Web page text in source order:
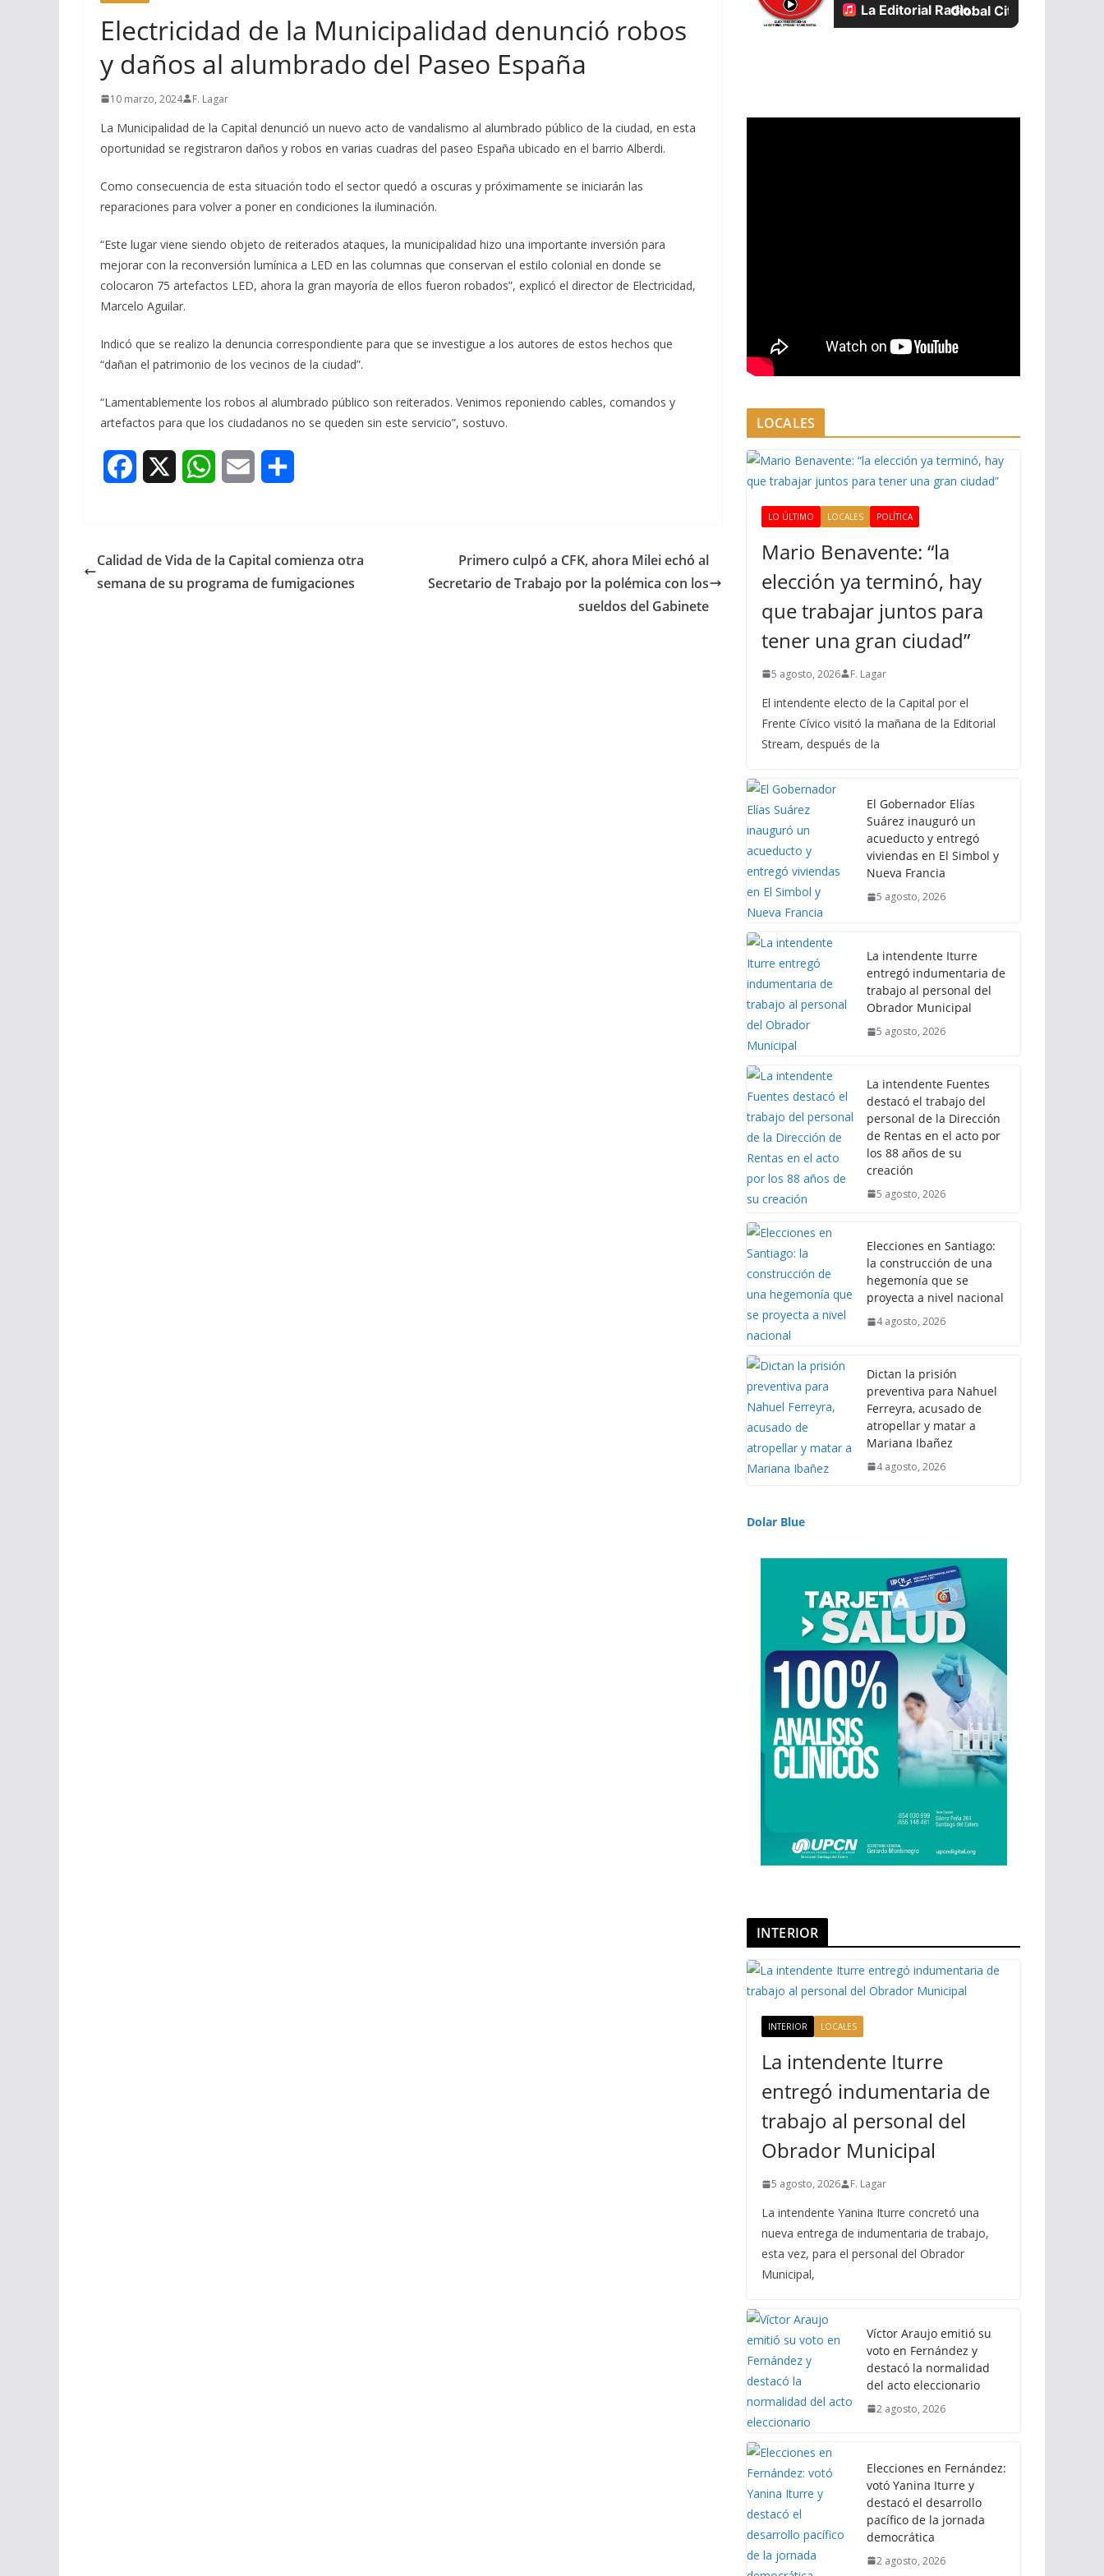
Electricidad de la Municipalidad denunció robos
y daños al alumbrado del Paseo España
10 marzo, 2024 F. Lagar
La Municipalidad de la Capital denunció un nuevo acto de vandalismo al alumbrado público de la ciudad, en esta
oportunidad se registraron daños y robos en varias cuadras del paseo España ubicado en el barrio Alberdi.
Como consecuencia de esta situación todo el sector quedó a oscuras y próximamente se iniciarán las
reparaciones para volver a poner en condiciones la iluminación.
“Este lugar viene siendo objeto de reiterados ataques, la municipalidad hizo una importante inversión para
mejorar con la reconversión lumínica a LED en las columnas que conservan el estilo colonial en donde se
colocaron 75 artefactos LED, ahora la gran mayoría de ellos fueron robados”, explicó el director de Electricidad,
Marcelo Aguilar.
Indicó que se realizo la denuncia correspondiente para que se investigue a los autores de estos hechos que
“dañan el patrimonio de los vecinos de la ciudad”.
“Lamentablemente los robos al alumbrado público son reiterados. Venimos reponiendo cables, comandos y
artefactos para que los ciudadanos no se queden sin este servicio”, sostuvo.
e
W
t
i
r
Calidad de Vida de la Capital comienza otra
semana de su programa de fumigaciones
Primero culpó a CFK, ahora Milei echó al
Secretario de Trabajo por la polémica con los
sueldos del Gabinete
LOCALES
LO ÚLTIMO LOCALES POLÍTICA
Mario Benavente: “la
elección ya terminó, hay
que trabajar juntos para
tener una gran ciudad”
5 agosto, 2026 F. Lagar
El intendente electo de la Capital por el
Frente Cívico visitó la mañana de la Editorial
Stream, después de la
El Gobernador Elías
Suárez inauguró un
acueducto y entregó
viviendas en El Simbol y
Nueva Francia
5 agosto, 2026
La intendente Iturre
entregó indumentaria de
trabajo al personal del
Obrador Municipal
5 agosto, 2026
La intendente Fuentes
destacó el trabajo del
personal de la Dirección
de Rentas en el acto por
los 88 años de su
creación
5 agosto, 2026
Elecciones en Santiago:
la construcción de una
hegemonía que se
proyecta a nivel nacional
4 agosto, 2026
Dictan la prisión
preventiva para Nahuel
Ferreyra, acusado de
atropellar y matar a
Mariana Ibañez
4 agosto, 2026
Dolar Blue
INTERIOR
INTERIOR LOCALES
La intendente Iturre
entregó indumentaria de
trabajo al personal del
Obrador Municipal
5 agosto, 2026 F. Lagar
La intendente Yanina Iturre concretó una
nueva entrega de indumentaria de trabajo,
esta vez, para el personal del Obrador
Municipal,
Víctor Araujo emitió su
voto en Fernández y
destacó la normalidad
del acto eleccionario
2 agosto, 2026
Elecciones en Fernández:
votó Yanina Iturre y
destacó el desarrollo
pacífico de la jornada
democrática
2 agosto, 2026